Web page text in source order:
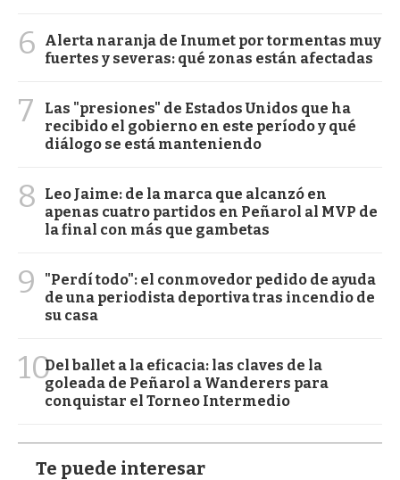
6
Alerta naranja de Inumet por tormentas muy
fuertes y severas: qué zonas están afectadas
7
Las "presiones" de Estados Unidos que ha
recibido el gobierno en este período y qué
diálogo se está manteniendo
8
Leo Jaime: de la marca que alcanzó en
apenas cuatro partidos en Peñarol al MVP de
la final con más que gambetas
9
"Perdí todo": el conmovedor pedido de ayuda
de una periodista deportiva tras incendio de
su casa
10Del ballet a la eficacia: las claves de la
goleada de Peñarol a Wanderers para
conquistar el Torneo Intermedio
Te puede interesar